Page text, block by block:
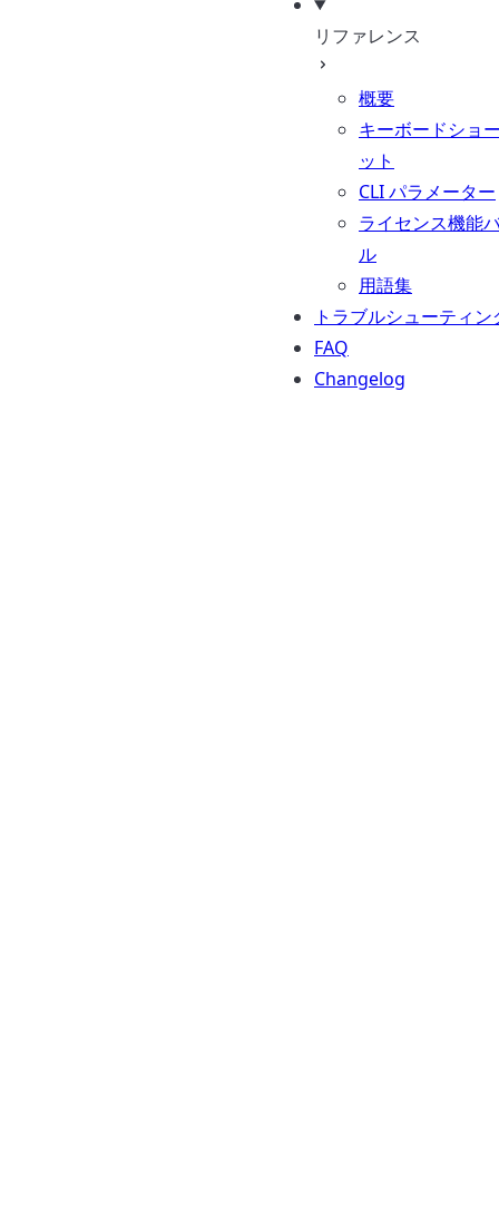
リファレンス
概要
キーボードショ
ット
CLI パラメーター
ライセンス機能
ル
用語集
トラブルシューティン
FAQ
Changelog